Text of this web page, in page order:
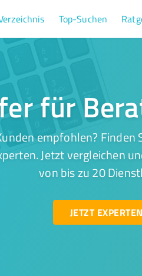
Top-Suchen
für
empfohlen?
Jetzt vergleichen
von bis zu 20
JETZT